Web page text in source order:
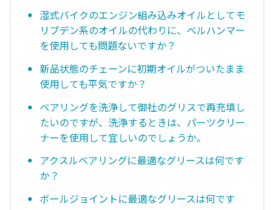
湿式バイクのエンジン組み込みオイルとしてモ
リブデン系のオイルの代わりに、ベルハンマー
を使用しても問題ないですか？
新品状態のチェーンに初期オイルがついたまま
使用しても平気ですか？
ベアリングを洗浄して御社のグリスで再充填し
たいのですが、洗浄するときは、パーツクリー
ナーを使用して宜しいのでしょうか。
アクスルベアリングに最適なグリースは何です
か？
ボールジョイントに最適なグリースは何です